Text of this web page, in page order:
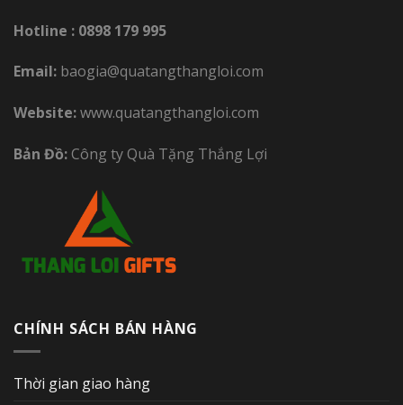
Hotline : 0898 179 995
Email: baogia@quatangthangloi.com
Website:www.quatangthangloi.com
Bản Đồ:Công ty Quà Tặng Thắng Lợi
CHÍNH SÁCH BÁN HÀNG
Thời gian giao hàng